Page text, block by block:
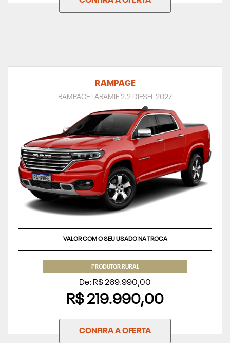
RAMPAGE
RAMPAGE LARAMIE 2.2 DIESEL 2027
VALOR COM O SEU USADO NA TROCA
PRODUTOR RURAL
De: R$ 269.990,00
R$ 219.990,00
CONFIRA A OFERTA